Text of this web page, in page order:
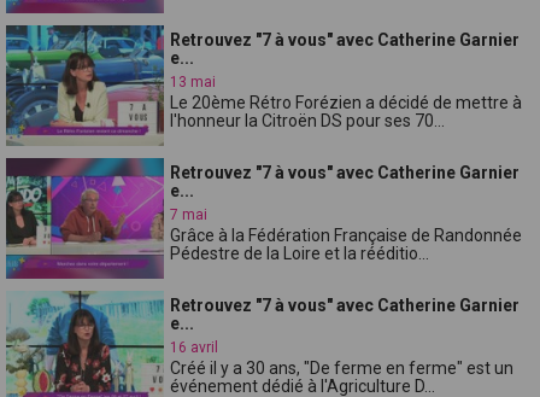
Retrouvez "7 à vous" avec Catherine Garnier
e...
13 mai
Le 20ème Rétro Forézien a décidé de mettre à
l'honneur la Citroën DS pour ses 70...
Retrouvez "7 à vous" avec Catherine Garnier
e...
7 mai
Grâce à la Fédération Française de Randonnée
Pédestre de la Loire et la rééditio...
Retrouvez "7 à vous" avec Catherine Garnier
e...
16 avril
Créé il y a 30 ans, "De ferme en ferme" est un
événement dédié à l'Agriculture D...